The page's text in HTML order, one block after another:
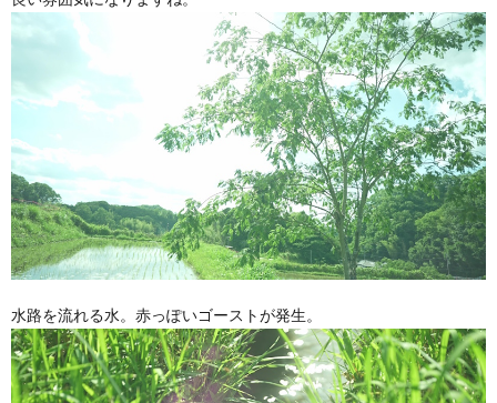
水路を流れる水。赤っぽいゴーストが発生。